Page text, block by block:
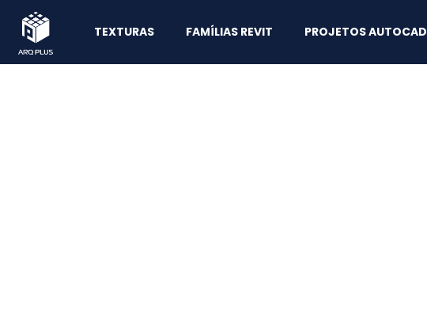
TEXTURAS FAMÍLIAS REVIT PROJETOS AUTOCAD